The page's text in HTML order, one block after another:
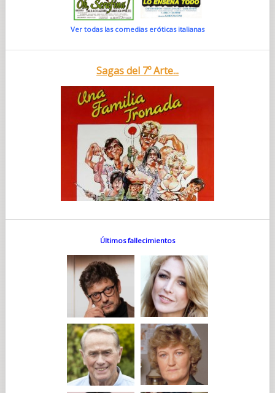
Ver todas las comedias eróticas italianas
Sagas del 7º Arte...
Últimos fallecimientos